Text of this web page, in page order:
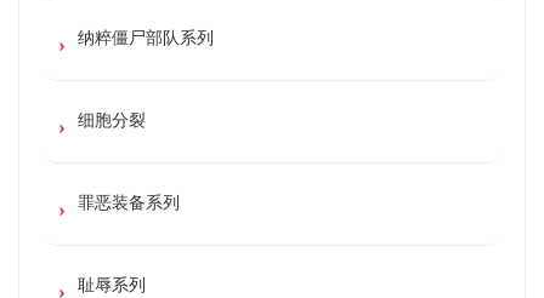
纳粹僵尸部队系列
细胞分裂
罪恶装备系列
耻辱系列